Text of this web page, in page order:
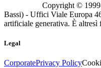
Copyright ©
Bassi) - Uffici Viale Europa
artificiale generativa. È altresì
Legal
CorporatePrivacy Policy